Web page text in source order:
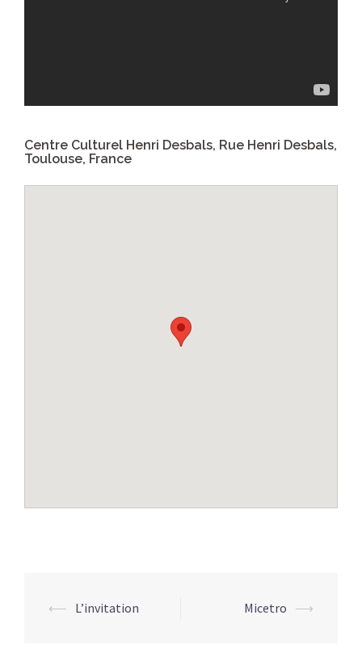
Centre Culturel Henri Desbals, Rue Henri Desbals,
Toulouse, France
Navigation
⟵ L’invitation Micetro ⟶